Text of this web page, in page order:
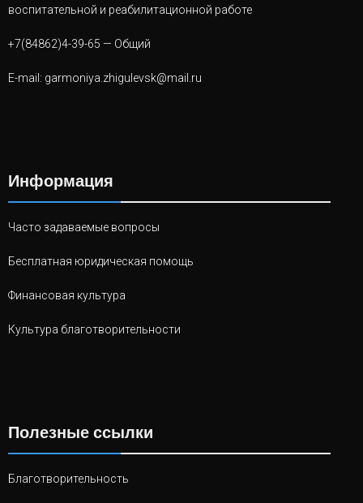
воспитательной и реабилитационной работе
+7(84862)4-39-65 — Общий
E-mail: garmoniya.zhigulevsk@mail.ru
Информация
Часто задаваемые вопросы
Бесплатная юридическая помощь
Финансовая культура
Культура благотворительности
Полезные ссылки
Благотворительность